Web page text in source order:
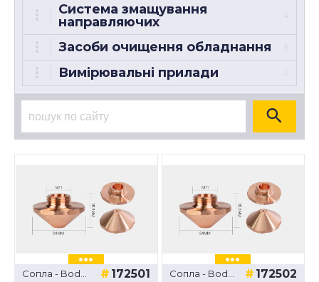
Система змащування
направляючих
4
Засоби очищення обладнання
Вимірювальні прилади 2
Сопла - Bodor
172501
Сопла - Bodor
172502